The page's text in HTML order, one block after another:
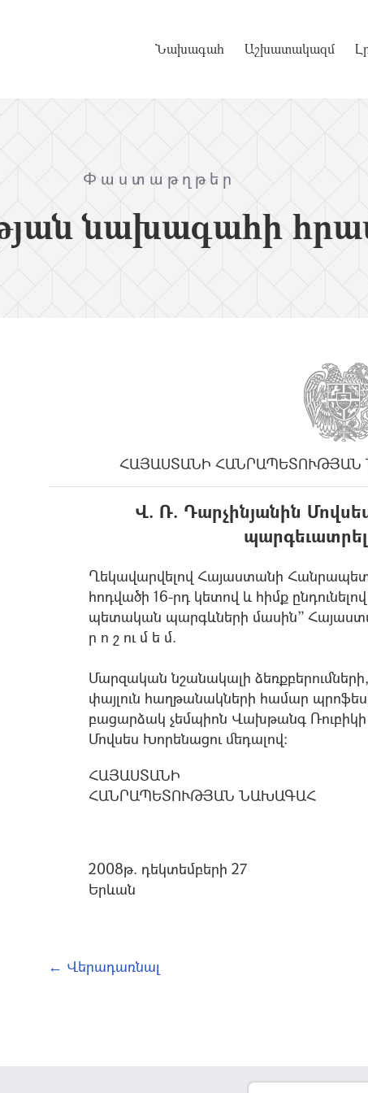
Նախագահ Աշխատակազմ
Փաստաթղթեր
նախագահի
ՀԱՅԱՍՏԱՆԻ
Վ. Ռ. Դարչինյանին
Ղեկավարվելով Հայաստանի
հոդվածի 16-րդ կետով և հիմք
պետական պարգևների մասին”
ր ո շ ու մ ե մ.
Մարզական նշանակալի
փայլուն հաղթանակների համար
բացարձակ չեմպիոն Վախթանգ
Մովսես Խորենացու մեդալով:
ՀԱՅԱՍՏԱՆԻ
ՀԱՆՐԱՊԵՏՈՒԹՅԱՆ ՆԱԽԱԳԱՀ
2008թ. դեկտեմբերի 27
Երևան
← Վերադառնալ